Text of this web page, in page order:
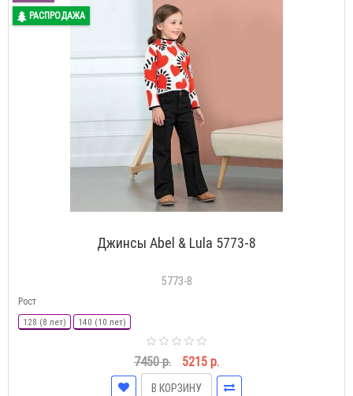
РАСПРОДАЖА
Джинсы Abel & Lula 5773-8
5773-8
Рост
128 (8 лет) 140 (10 лет)
7450 р. 5215 р.
В КОРЗИНУ